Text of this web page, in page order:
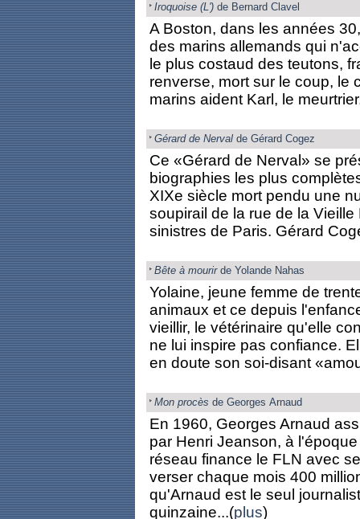
Iroquoise (L')de Bernard Clavel
A Boston, dans les années
des marins allemands qui
le plus costaud des teutons,
renverse, mort sur le coup, le
marins aident Karl, le
Gérard de Nervalde Gérard Cogez
Ce «Gérard de Nerval» se
biographies les plus
XIXe siècle mort pendu une
soupirail de la rue de la
sinistres de Paris. Gérard
Bête à mourirde Yolande Nahas
Yolaine, jeune femme de
animaux et ce depuis
vieillir, le vétérinaire qu'elle
ne lui inspire pas confiance.
en doute son soi-disant
Mon procès de Georges Arnaud
En 1960, Georges Arnaud
par Henri Jeanson, à
réseau finance le FLN avec
verser chaque mois 400
qu'Arnaud est le seul
quinzaine...(plus)